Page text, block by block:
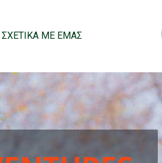
ΣΧΕΤΙΚΑ ΜΕ ΕΜΑΣ